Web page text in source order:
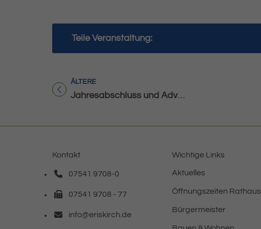
Teile Veranstaltung:
ÄLTERE
Titel für Veranstaltung
Jahresabschluss und Adventsfeier VdK
Kontakt
07541 9708-0
Telefonnummer: 0 7 5 4 1 9 7 0 8 0
07541 9708 - 77
Faxnummer: 0 7 5 4 1 9 7 0 8 7 7
info@eriskirch.de
E-Mail Adresse: info@eriskirch.de
Wichtige Links
Aktuelles
Öffnungszeiten Rathaus
Bürgermeister